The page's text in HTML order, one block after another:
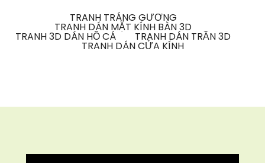
TRANH TRÁNG GƯƠNG
TRANH DÁN MẶT KÍNH BÀN 3D
TRANH 3D DÁN HỒ CÁ TRANH DÁN TRẦN 3D
TRANH DÁN CỬA KÍNH